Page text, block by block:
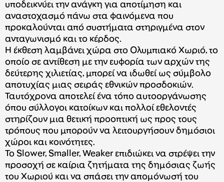
υποδεικνύει την ανάγκη για αποτίμηση και
αναστοχασμό πάνω στα φαινόμενα που
προκαλούνται από συστήματα στηριγμένα στον
ανταγωνισμό και το κέρδος.
Η έκθεση λαμβάνει χώρα στο Ολυμπιακό Χωριό, το
οποίο σε αντίθεση με την ευφορία των αρχών της
δεύτερης χιλιετίας, μπορεί να ιδωθεί ως σύμβολο
αποτυχίας μιας σειράς εθνικών προσδοκιών.
Ταυτόχρονα αποτελεί ένα τόπο αυτοοργάνωσης
όπου σύλλογοι κατοίκων και πολλοί εθελοντές
στηρίζουν μια θετική προοπτική ως προς τους
τρόπους που μπορούν να λειτουργήσουν δημόσιοι
χώροι και κοινότητες.
Το Slower, Smaller, Weaker επιδιώκει να στρέψει την
προσοχή σε καίρια ζητήματα της δημόσιας ζωής
του Χωριού και να σπάσει την απομόνωσή του